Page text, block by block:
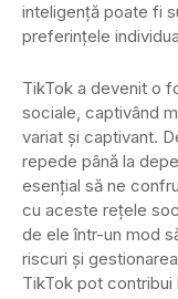
inteligență poate fi
preferințele
TikTok a devenit o
sociale, captivând
variat și captivant.
repede până la
esențial să ne
cu aceste rețele
de ele într-un mod
riscuri și
TikTok pot contribui